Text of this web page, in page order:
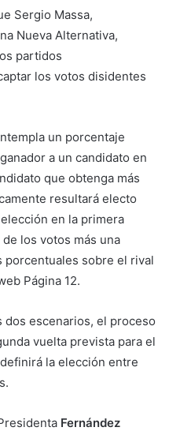
Sergio Massa,
Nueva Alternativa,
partidos
los votos disidentes
un porcentaje
a un candidato en
que obtenga más
resultará electo
en la primera
los votos más una
porcentuales sobre el rival
Página 12.
escenarios, el proceso
vuelta prevista para el
la elección entre
Fernández